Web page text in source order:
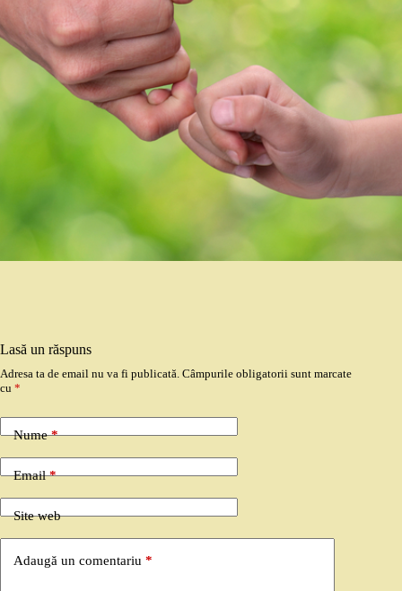
Lasă un răspuns
Adresa ta de email nu va fi publicată. Câmpurile obligatorii sunt marcate
cu *
Nume*
Email*
Site web
Adaugă un comentariu *